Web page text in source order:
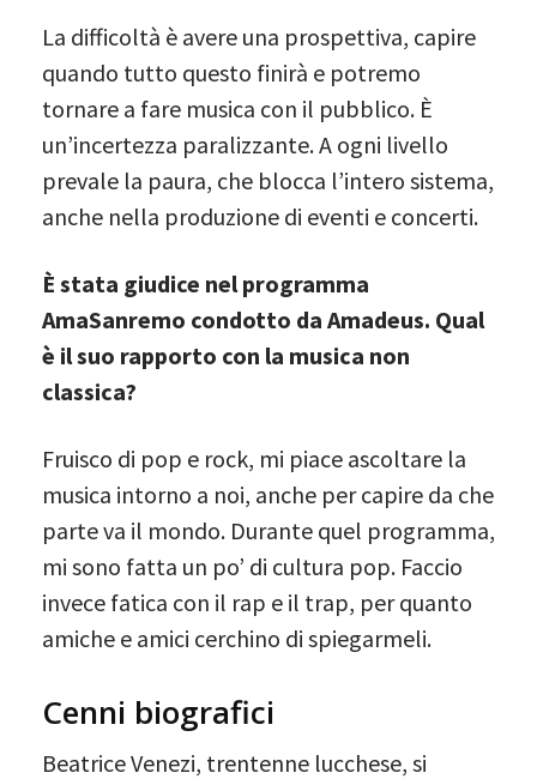
La difficoltà è avere una prospettiva, capire
quando tutto questo finirà e potremo
tornare a fare musica con il pubblico. È
un’incertezza paralizzante. A ogni livello
prevale la paura, che blocca l’intero sistema,
anche nella produzione di eventi e concerti.
È stata giudice nel programma
AmaSanremo condotto da Amadeus. Qual
è il suo rapporto con la musica non
classica?
Fruisco di pop e rock, mi piace ascoltare la
musica intorno a noi, anche per capire da che
parte va il mondo. Durante quel programma,
mi sono fatta un po’ di cultura pop. Faccio
invece fatica con il rap e il trap, per quanto
amiche e amici cerchino di spiegarmeli.
Cenni biografici
Beatrice Venezi, trentenne lucchese, si